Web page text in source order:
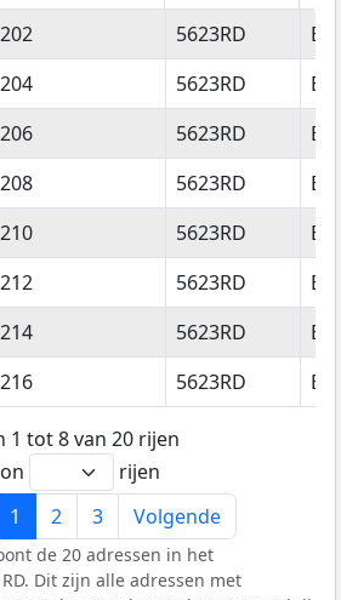
Huisnummer Postcode
202 5623RD
204 5623RD
206 5623RD
208 5623RD
210 5623RD
212 5623RD
214 5623RD
216 5623RD
1 tot 8 van 20 rijen
rijen
1 2 3 Volgende
de 20 adressen in het
Dit zijn alle adressen met